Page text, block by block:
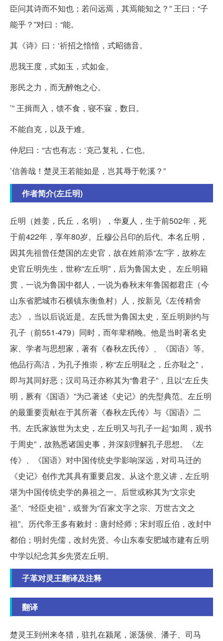
臣问其诗而不知也；若问远焉，其焉能知之？” 王曰：“子
能乎？”对曰：“能。
其《诗》曰：‘祈招之愔愔，式昭德音。
思我王度，式如玉，式如金。
形民之力，而无醉饱之心。
’” 王揖而入，馈不食，寝不寐，数日。
不能自克，以及于难。
仲尼曰：“古也有志：‘克己复礼，仁也。
’信善哉！楚灵王若能如是，岂其辱于乾溪？”
作者简介(左丘明)
丘明（姓姜，氏丘，名明），华夏人，生于前502年，死
于前422年，享年80岁。丘穆公吕印的后代。本名丘明，
因其先祖曾任楚国的左史官，故在姓前添“左”字，故称左
史官丘明先生，世称“左丘明”，后为鲁国太史 。左丘明籍
贯，一说为鲁国中都人，一说为春秋末年鲁国都君庄（今
山东省肥城市石横镇东衡鱼村）人，按新见《左传精舍
志》，当以后说近是。左氏世为鲁国太史，至丘明则约与
孔子（前551-479）同时，而年辈稍晚。他是当时著名史
家、学者与思想家，著有《春秋左氏传》、《国语》等。
他品行高洁，为孔子推崇，称“左丘明耻之，丘亦耻之”，
即与其同好恶；汉司马迁亦称其为“鲁君子”，且以“左丘失
明，厥有《国语》”为己著述《史记》的先型典范。左丘明
的最重要贡献在于其所著《春秋左氏传》与《国语》二
书。左氏家族世为太史，左丘明又与孔子一起“如周，观书
于周史”，故熟悉诸国史事，并深刻理解孔子思想。《左
传》、《国语》对中国传统史学影响深远，对司马迁的
《史记》创作尤其具有重要启发。从这个意义讲，左丘明
堪为中国传统史学的鼻祖之一。后世或称其为“文宗史
圣”、“经臣史祖”，或誉为“百家文字之宗、万世古文之
祖”。历代帝王多有敕封：唐封经师；宋封瑕丘伯，改封中
都伯；明封先儒，改封先贤。今山东泰安肥城市建有丘明
中学以纪念其乡先贤左丘明。
子革对灵王翻译及注释
翻译
楚灵王到州来冬猎，驻扎在颍尾，派荡侯、潘子、司马